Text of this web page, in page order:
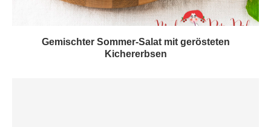
Gemischter Sommer-Salat mit gerösteten
Kichererbsen